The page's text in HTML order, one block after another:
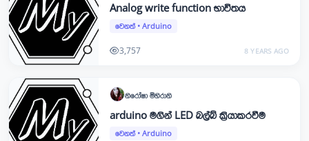
Analog write function භාවිතය
වෙනත්• Arduino
3,757 8 YEARS AGO
නිරෝෂා මිහිරානි
arduino මගින් LED බල්බ් ක්‍රියාකරවීම
වෙනත්• Arduino